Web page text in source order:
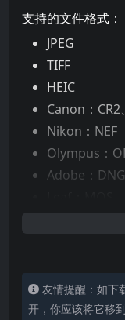
支持的文件格式：
JPEG
TIFF
HEIC
Canon：CR2
Nikon：NEF
Olympus：
Adobe：DNG
Phase One
SONY：ARW
友情提醒：如下
开，你应该将它移